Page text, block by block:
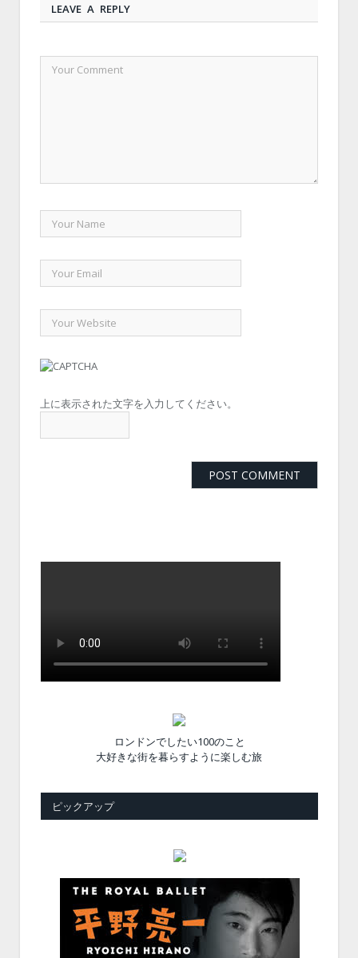
LEAVE A REPLY
上に表示された文字を入力してください。
ロンドンでしたい100のこと
大好きな街を暮らすように楽しむ旅
ピックアップ